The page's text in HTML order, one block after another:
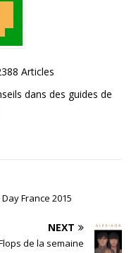
Articles
dans des guides de
France 2015
NEXT
de la semaine